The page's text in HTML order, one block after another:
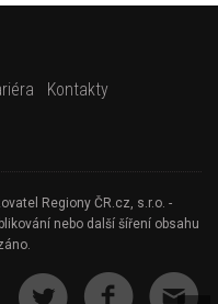
Kontakty
Regiony ČR.cz, s.r.o. -
nebo další šíření obsahu